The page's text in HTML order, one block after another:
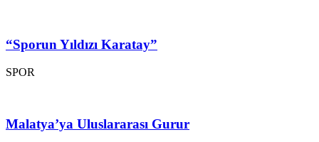
“Sporun Yıldızı Karatay”
SPOR
Malatya’ya Uluslararası Gurur